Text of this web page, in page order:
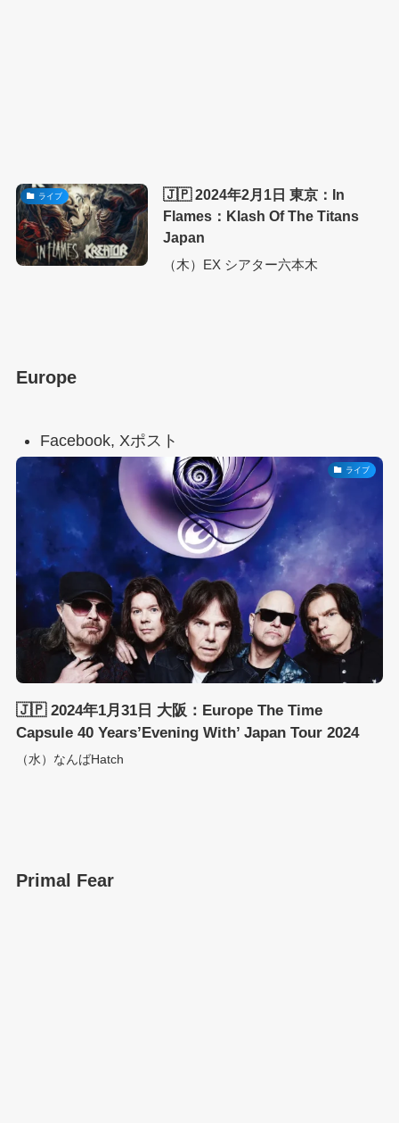
ライブ
🇯🇵 2024年2月1日 東京：In
Flames：Klash Of The Titans
Japan
（木）EX シアター六本木
Europe
Facebook, Xポスト
ライブ
🇯🇵 2024年1月31日 大阪：Europe The Time
Capsule 40 Years’Evening With’ Japan Tour 2024
（水）なんばHatch
Primal Fear